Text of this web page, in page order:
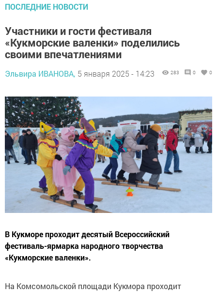
ПОСЛЕДНИЕ НОВОСТИ
Участники и гости фестиваля
«Кукморские валенки» поделились
своими впечатлениями
Эльвира ИВАНОВА, 5 января 2025 - 14:23 283 0 0
В Кукморе проходит десятый Всероссийский
фестиваль-ярмарка народного творчества
«Кукморские валенки».
На Комсомольской площади Кукмора проходит